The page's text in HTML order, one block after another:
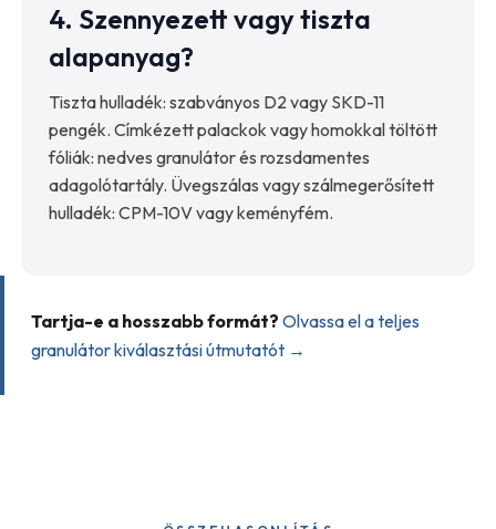
4. Szennyezett vagy tiszta
alapanyag?
Tiszta hulladék: szabványos D2 vagy SKD-11
pengék. Címkézett palackok vagy homokkal töltött
fóliák: nedves granulátor és rozsdamentes
adagolótartály. Üvegszálas vagy szálmegerősített
hulladék: CPM-10V vagy keményfém.
Tartja-e a hosszabb formát? Olvassa el a teljes
granulátor kiválasztási útmutatót →